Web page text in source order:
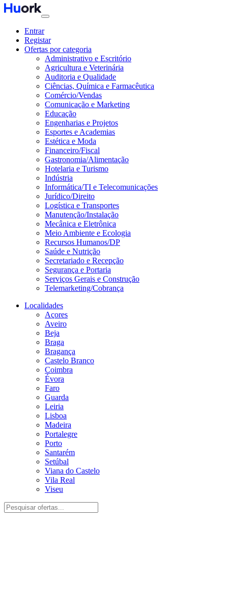
Entrar
Registar
Ofertas por categoria
Administrativo e Escritório
Agricultura e Veterinária
Auditoria e Qualidade
Ciências, Química e Farmacêutica
Comércio/Vendas
Comunicação e Marketing
Educação
Engenharias e Projetos
Esportes e Academias
Estética e Moda
Financeiro/Fiscal
Gastronomia/Alimentação
Hotelaria e Turismo
Indústria
Informática/TI e Telecomunicações
Jurídico/Direito
Logística e Transportes
Manutenção/Instalação
Mecânica e Eletrônica
Meio Ambiente e Ecologia
Recursos Humanos/DP
Saúde e Nutrição
Secretariado e Recepção
Segurança e Portaria
Serviços Gerais e Construção
Telemarketing/Cobrança
Localidades
Açores
Aveiro
Beja
Braga
Bragança
Castelo Branco
Coimbra
Évora
Faro
Guarda
Leiria
Lisboa
Madeira
Portalegre
Porto
Santarém
Setúbal
Viana do Castelo
Vila Real
Viseu